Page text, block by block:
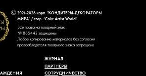
2021-2026 корп. "КОНДИТЕРЫ-ДЕКОРАТОРЫ
МИРА" / corp. “Cake Artist World”
Все права на товарный знак
№ 885442 защищены
Любое копирование материалов без согласия
правообладателя товарного знака запрещено
СОТРУДНИЧЕСТВО
ЖУРНАЛ
ПАРТНЁРЫ